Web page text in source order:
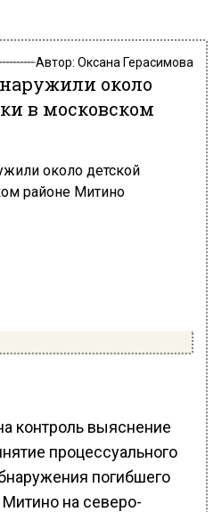
Автор: Оксана Герасимова
около
в московском
контроль выяснение
процессуального
погибшего
на северо-